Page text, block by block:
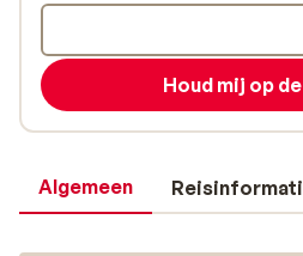
Algemeen
Houd mij op